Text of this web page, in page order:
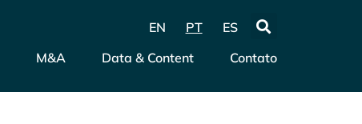
EN PT
ES
M&A Data & Content Contato